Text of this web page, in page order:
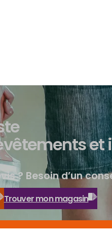
et
? Besoin d’un
Trouver mon magasin